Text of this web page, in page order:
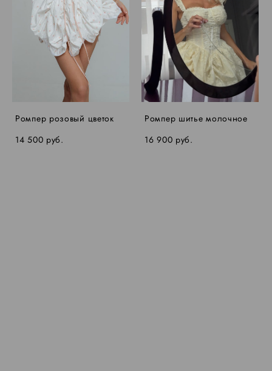
Ромпер розовый цветок
14 500 pуб.
Ромпер шитье молочное
16 900 pуб.